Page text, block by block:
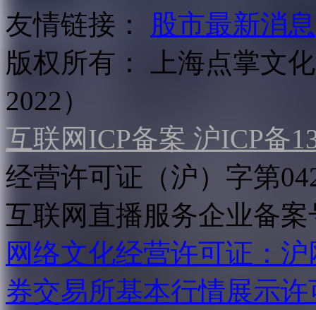
友情链接：
股市最新消息
版权所有：
上海点掌文
2022）
互联网ICP备案 沪ICP备
经营许可证（沪）字第
互联网直播服务企业备案
网络文化经营许可证：
券交易所基本行情展示许